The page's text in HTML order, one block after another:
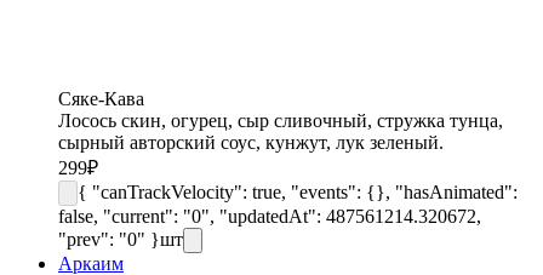
Сяке-Кава
Лосось скин, огурец, сыр сливочный, стружка тунца,
сырный авторский соус, кунжут, лук зеленый.
299₽
{ "canTrackVelocity": true, "events": {}, "hasAnimated":
false, "current": "0", "updatedAt": 487561214.320672,
"prev": "0" }шт
Аркаим